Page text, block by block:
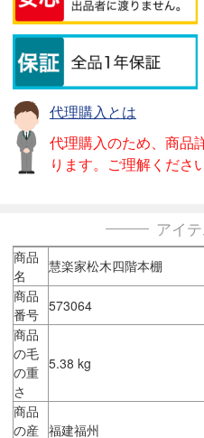
代理購入とは
代理購入のため、商品
ります。ご理解ください
アイ
商品
名
慧楽家松木四階本棚
商品
番号 573064
商品
の毛
の重
さ
5.38 kg
商品
の産 福建福州